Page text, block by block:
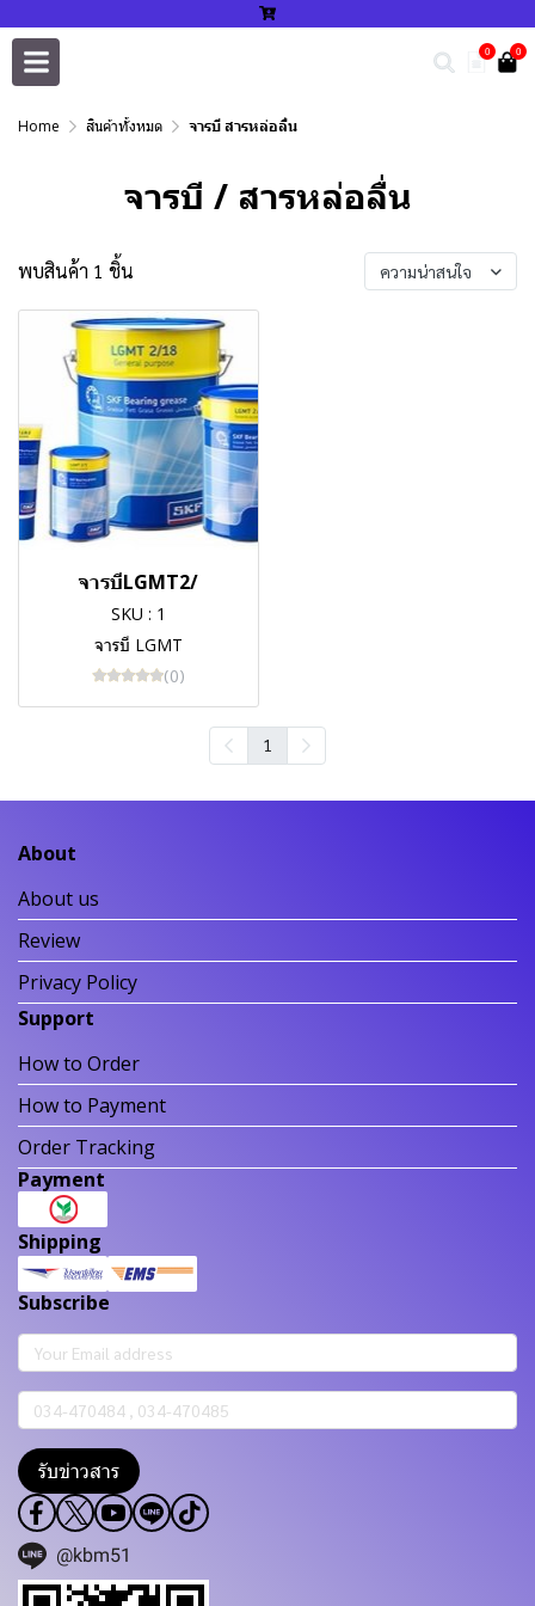
0 0
Home สินค้าทั้งหมด จารบี สารหล่อลื่น
จารบี / สารหล่อลื่น
พบสินค้า 1 ชิ้น ความน่าสนใจ
จารบีLGMT2/
SKU : 1
จารบี LGMT
(0)
1
About
About us
Review
Privacy Policy
Support
How to Order
How to Payment
Order Tracking
Payment
Shipping
Subscribe
รับข่าวสาร
@kbm51